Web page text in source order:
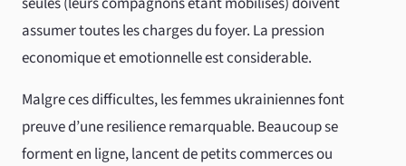
assumer toutes les charges du foyer. La pression
economique et emotionnelle est considerable.
Malgre ces difficultes, les femmes ukrainiennes font
preuve d’une resilience remarquable. Beaucoup se
forment en ligne, lancent de petits commerces ou